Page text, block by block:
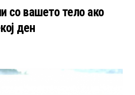
со вашето тело ако
ден